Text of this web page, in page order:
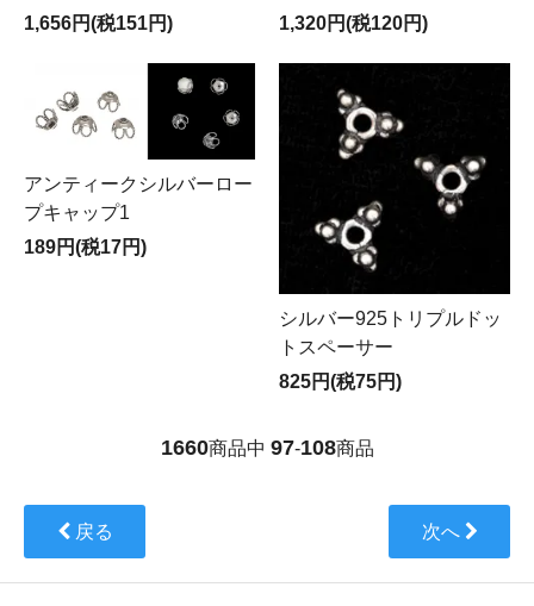
1,656円(税151円)
1,320円(税120円)
アンティークシルバーロー
プキャップ1
189円(税17円)
シルバー925トリプルドッ
トスペーサー
825円(税75円)
1660商品中 97-108商品
戻る 次へ